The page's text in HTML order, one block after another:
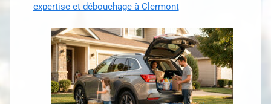
expertise et débouchage à Clermont